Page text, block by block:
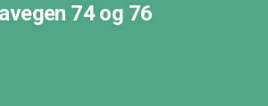
74 og 76